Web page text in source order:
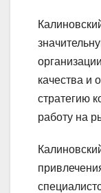
качества и
стратегию
работу на